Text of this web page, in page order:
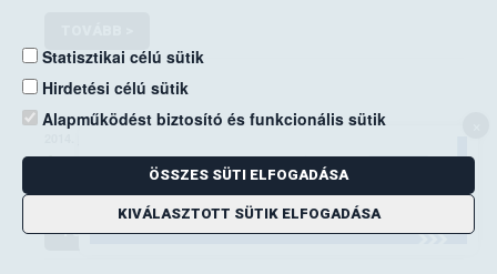
A mezei pocok elleni védekezési kötelezettség
a földhasználók kiemelt feladata
TOVÁBB >
Statisztikai célú sütik
Hirdetési célú sütik
Alapműködést biztosító és funkcionális sütik
ÖSSZES SÜTI ELFOGADÁSA
KIVÁLASZTOTT SÜTIK ELFOGADÁSA